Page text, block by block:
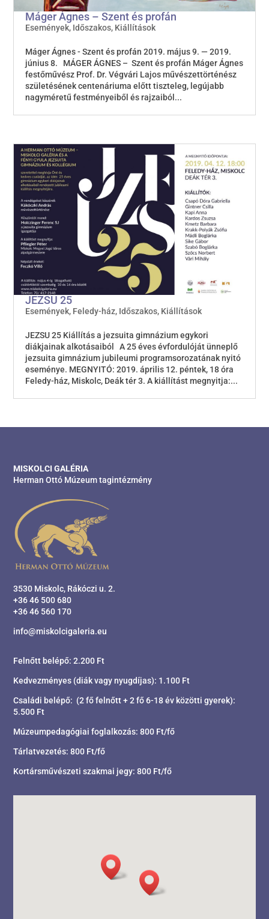
Máger Ágnes – Szent és profán
Események, Időszakos, Kiállítások
Máger Ágnes - Szent és profán 2019. május 9. — 2019.
június 8. MÁGER ÁGNES – Szent és profán Máger Ágnes
festőművész Prof. Dr. Végvári Lajos művészettörténész
születésének centenáriuma előtt tiszteleg, legújabb
nagyméretű festményeiből és rajzaiból...
JEZSU 25
Események, Feledy-ház, Időszakos, Kiállítások
JEZSU 25 Kiállítás a jezsuita gimnázium egykori
diákjainak alkotásaiból A 25 éves évfordulóját ünneplő
jezsuita gimnázium jubileumi programsorozatának nyitó
eseménye. MEGNYITÓ: 2019. április 12. péntek, 18 óra
Feledy-ház, Miskolc, Deák tér 3. A kiállítást megnyitja:...
MISKOLCI GALÉRIA
Herman Ottó Múzeum tagintézmény
3530 Miskolc, Rákóczi u. 2.
+36 46 500 680
+36 46 560 170
info@miskolcigaleria.eu
Felnőtt belépő: 2.200 Ft
Kedvezményes (diák vagy nyugdíjas): 1.100 Ft
Családi belépő: (2 fő felnőtt + 2 fő 6-18 év közötti gyerek):
5.500 Ft
Múzeumpedagógiai foglalkozás: 800 Ft/fő
Tárlatvezetés: 800 Ft/fő
Kortársművészeti szakmai jegy: 800 Ft/fő